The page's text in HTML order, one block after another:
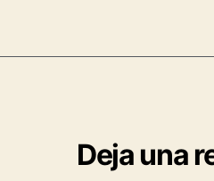
Deja una